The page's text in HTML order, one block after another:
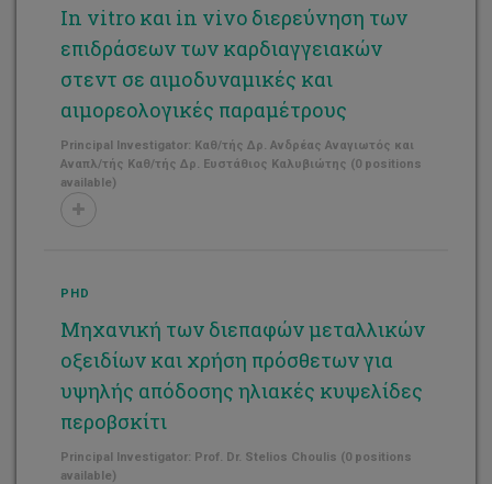
In vitro και in vivo διερεύνηση των
επιδράσεων των καρδιαγγειακών
στεντ σε αιμοδυναμικές και
αιμορεολογικές παραμέτρους
Principal Investigator: Καθ/τής Δρ. Ανδρέας Αναγιωτός και
Αναπλ/τής Καθ/τής Δρ. Ευστάθιος Καλυβιώτης (0 positions
available)
PHD
Μηχανική των διεπαφών μεταλλικών
οξειδίων και χρήση πρόσθετων για
υψηλής απόδοσης ηλιακές κυψελίδες
περοβσκίτι
Principal Investigator: Prof. Dr. Stelios Choulis (0 positions
available)